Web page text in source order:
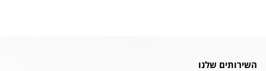
השירותים שלנו